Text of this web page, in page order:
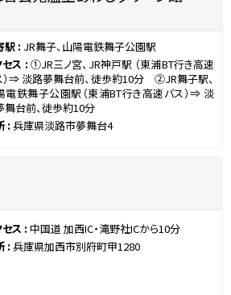
駅 : JR舞子、山陽電鉄舞子公園駅
セス : ①JR三ノ宮、JR神戸駅 （東浦BT行き高速
）⇒ 淡路夢舞台前、徒歩約10分 ②JR舞子駅、
電鉄舞子公園駅（東浦BT行き高速バス）⇒ 淡
舞台前、徒歩約10分
: 兵庫県淡路市夢舞台4
セス : 中国道 加西IC・滝野社ICから10分
: 兵庫県加西市別府町甲1280